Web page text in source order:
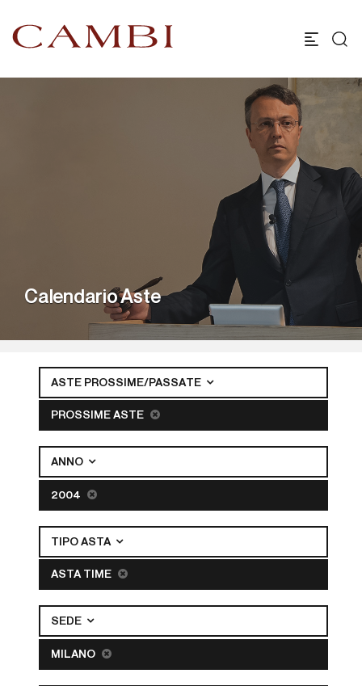
Calendario Aste
ASTE PROSSIME/PASSATE
PROSSIME ASTE
ANNO
2004
TIPO ASTA
ASTA TIME
SEDE
MILANO